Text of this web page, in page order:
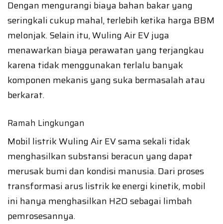
Dengan mengurangi biaya bahan bakar yang
seringkali cukup mahal, terlebih ketika harga BBM
melonjak. Selain itu, Wuling Air EV juga
menawarkan biaya perawatan yang terjangkau
karena tidak menggunakan terlalu banyak
komponen mekanis yang suka bermasalah atau
berkarat.
Ramah Lingkungan
Mobil listrik Wuling Air EV sama sekali tidak
menghasilkan substansi beracun yang dapat
merusak bumi dan kondisi manusia. Dari proses
transformasi arus listrik ke energi kinetik, mobil
ini hanya menghasilkan H2O sebagai limbah
pemrosesannya.